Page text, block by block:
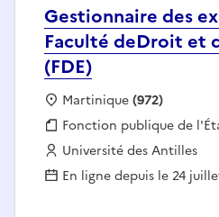
Gestionnaire des
Faculté deDroit et
(FDE)
Localisation :
Martinique(972)
Fonction publique :
Fonction publique de
Employeur :
Université des Antilles
En ligne depuis le 24